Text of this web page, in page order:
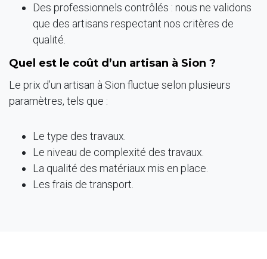
Des professionnels contrôlés : nous ne validons
que des artisans respectant nos critères de
qualité.
Quel est le coût d’un artisan à Sion ?
Le prix d’un artisan à Sion fluctue selon plusieurs
paramètres, tels que :
Le type des travaux.
Le niveau de complexité des travaux.
La qualité des matériaux mis en place.
Les frais de transport.